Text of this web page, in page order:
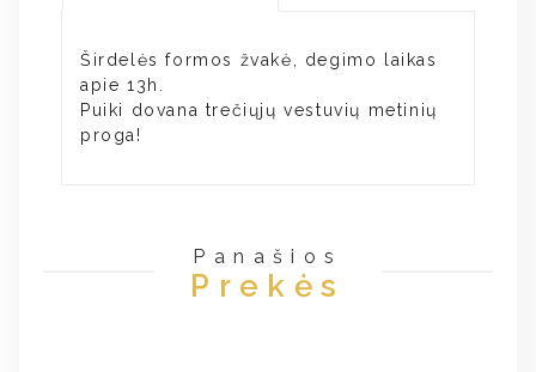
Širdelės formos žvakė, degimo laikas
apie 13h.
Puiki dovana trečiųjų vestuvių metinių
proga!
Panašios
Prekės